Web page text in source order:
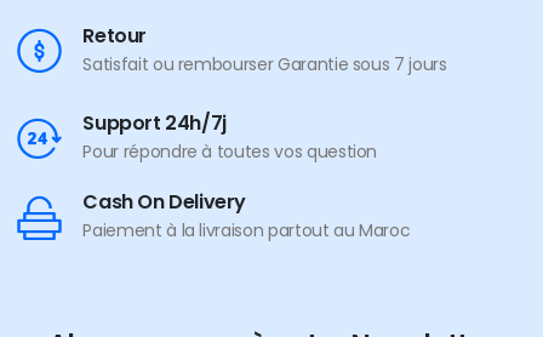
Retour
Satisfait ou rembourser Garantie sous 7 jours
Support 24h/7j
Pour répondre à toutes vos question
Cash On Delivery
Paiement à la livraison partout au Maroc